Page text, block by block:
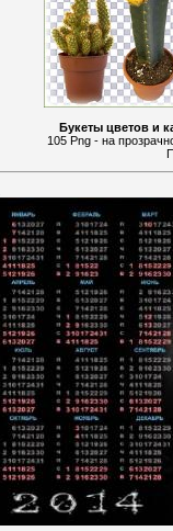
Букеты цветов и
105 Png - на